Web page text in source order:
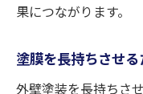
果につながります。
塗膜を長持ちさせ
外壁塗装を長持ちさ